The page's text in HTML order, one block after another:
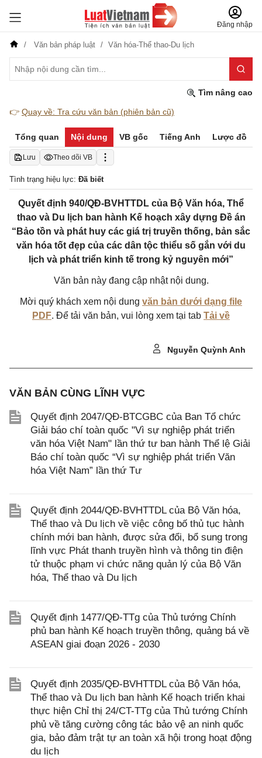
Đăng nhập
Văn bản pháp luật Văn hóa-Thể thao-Du lịch
Tìm nâng cao
👉 Quay về: Tra cứu văn bản (phiên bản cũ)
Tổng quan Nội dung VB gốc Tiếng Anh Lược đồ
Lưu Theo dõi VB
Tình trạng hiệu lực: Đã biết
Quyết định 940/QĐ-BVHTTDL của Bộ Văn hóa, Thể
thao và Du lịch ban hành Kế hoạch xây dựng Đề án
“Bảo tồn và phát huy các giá trị truyền thống, bản sắc
văn hóa tốt đẹp của các dân tộc thiểu số gắn với du
lịch và phát triển kinh tế trong kỷ nguyên mới”
Văn bản này đang cập nhật nội dung.
Mời quý khách xem nội dung văn bản dưới dạng file
PDF. Để tải văn bản, vui lòng xem tại tab Tải về
Nguyễn Quỳnh Anh
VĂN BẢN CÙNG LĨNH VỰC
Quyết định 2047/QĐ-BTCGBC của Ban Tổ chức
Giải báo chí toàn quốc "Vì sự nghiệp phát triển
văn hóa Việt Nam" lần thứ tư ban hành Thể lệ Giải
Báo chí toàn quốc “Vì sự nghiệp phát triển Văn
hóa Việt Nam” lần thứ Tư
Quyết định 2044/QĐ-BVHTTDL của Bộ Văn hóa,
Thể thao và Du lịch về việc công bố thủ tục hành
chính mới ban hành, được sửa đổi, bổ sung trong
lĩnh vực Phát thanh truyền hình và thông tin điện
tử thuộc phạm vi chức năng quản lý của Bộ Văn
hóa, Thể thao và Du lịch
Quyết định 1477/QĐ-TTg của Thủ tướng Chính
phủ ban hành Kế hoạch truyền thông, quảng bá về
ASEAN giai đoạn 2026 - 2030
Quyết định 2035/QĐ-BVHTTDL của Bộ Văn hóa,
Thể thao và Du lịch ban hành Kế hoạch triển khai
thực hiện Chỉ thị 24/CT-TTg của Thủ tướng Chính
phủ về tăng cường công tác bảo vệ an ninh quốc
gia, bảo đảm trật tự an toàn xã hội trong hoạt động
du lịch